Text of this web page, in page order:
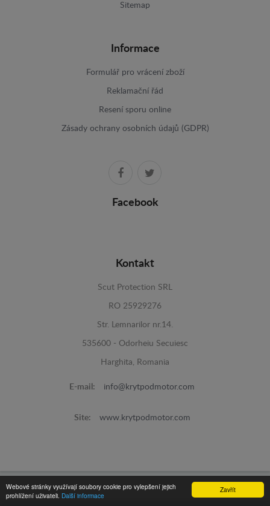
Zavřít
Webové stránky využívají soubory cookie pro vylepšení jejich
prohlížení uživateli. Další informace
Sitemap
Informace
Formulář pro vrácení zboží
Reklamační řád
Resení sporu online
Zásady ochrany osobních údajů (GDPR)
Facebook
Kontakt
Scut Protection SRL
RO 25929276
Str. Lemnarilor nr.14.
535600 - Odorheiu Secuiesc
Harghita, Romania
E-mail: info@krytpodmotor.com
Site: www.krytpodmotor.com
Kryt Pod Motor -